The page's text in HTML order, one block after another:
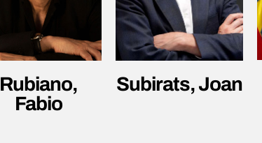
Rubiano,
Fabio
Subirats, Joan